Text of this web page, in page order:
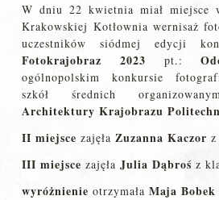
W dniu 22 kwietnia miał miejsce
Krakowskiej Kotłownia wernisaż
uczestników siódmej edycji
Fotokrajobraz 2023 pt.:
ogólnopolskim konkursie
szkół średnich
Architektury Krajobrazu
II miejsce zajęłaZuzanna Kaczor
III miejscezajęłaJulia Dąbroś z
wyróżnienie otrzymała Maja Bobek